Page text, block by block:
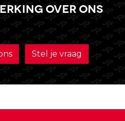
over ons
Stel je vraag